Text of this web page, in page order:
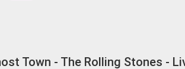
Town - The Rolling Stones -